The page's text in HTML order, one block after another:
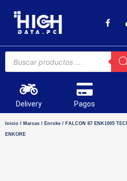
Delivery Pagos
Inicio / Marcas / Enroke / FALCON 87 ENK1005
ENKORE